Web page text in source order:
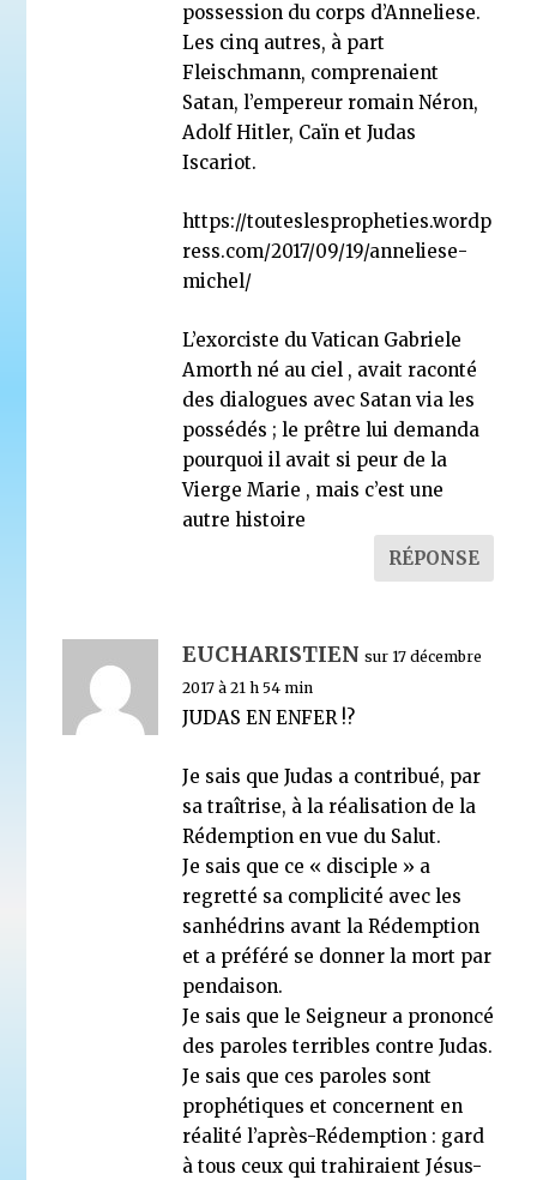
possession du corps d’Anneliese.
Les cinq autres, à part
Fleischmann, comprenaient
Satan, l’empereur romain Néron,
Adolf Hitler, Caïn et Judas
Iscariot.
https://touteslespropheties.wordp
ress.com/2017/09/19/anneliese-
michel/
L’exorciste du Vatican Gabriele
Amorth né au ciel , avait raconté
des dialogues avec Satan via les
possédés ; le prêtre lui demanda
pourquoi il avait si peur de la
Vierge Marie , mais c’est une
autre histoire
RÉPONSE
EUCHARISTIEN sur 17 décembre
2017 à 21 h 54 min
JUDAS EN ENFER !?
Je sais que Judas a contribué, par
sa traîtrise, à la réalisation de la
Rédemption en vue du Salut.
Je sais que ce « disciple » a
regretté sa complicité avec les
sanhédrins avant la Rédemption
et a préféré se donner la mort par
pendaison.
Je sais que le Seigneur a prononcé
des paroles terribles contre Judas.
Je sais que ces paroles sont
prophétiques et concernent en
réalité l’après-Rédemption : gard
à tous ceux qui trahiraient Jésus-